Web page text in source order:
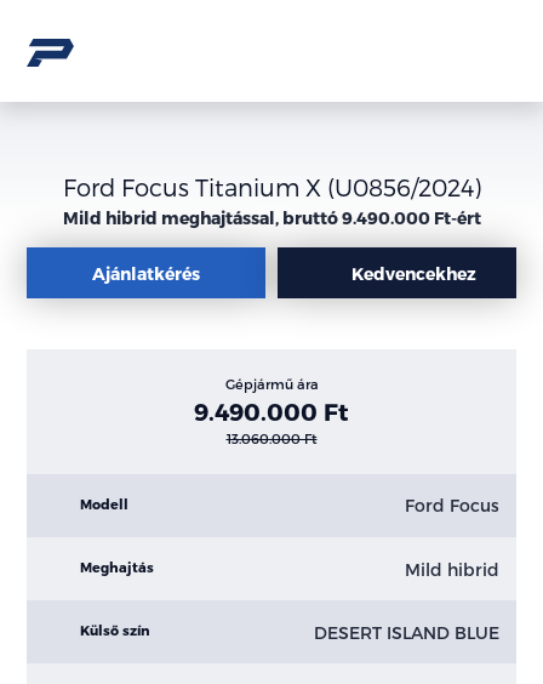
Ford Focus Titanium X (U0856/2024)
Mild hibrid meghajtással, bruttó 9.490.000 Ft-ért
Ajánlatkérés Kedvencekhez
Gépjármű ára
9.490.000 Ft
13.060.000 Ft
Modell Ford Focus
Meghajtás Mild hibrid
Külső szín DESERT ISLAND BLUE